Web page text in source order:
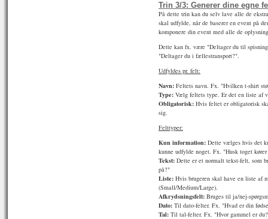
Trin 3/3: Generer dine egne
På dette trin kan du selv lave alle de
skal udfylde, når de baserer en event på
komponere din event med alle de
Dette kan fx. være "Deltager du til
"Deltager du i fællestransport?".
Udfyldes pr. felt:
Navn: Feltets navn. Fx. "Hvilken t-shirt
Type: Vælg feltets type. Er det en liste af
Obligatorisk: Hvis feltet er obligatorisk
sig.
Felttyper:
Kun information: Dette vælges hvis det
kunne udfylde noget. Fx. "Husk toget
Tekst: Dette er et normalt tekst-felt, som
på?"
Liste: Hvis brugeren skal have en liste af
(Small/Medium/Large).
Afkrydsningsfelt: Bruges til ja/nej-
Dato: Til dato-felter. Fx. "Hvad er din
Tal: Til tal-felter. Fx. "Hvor gammel er